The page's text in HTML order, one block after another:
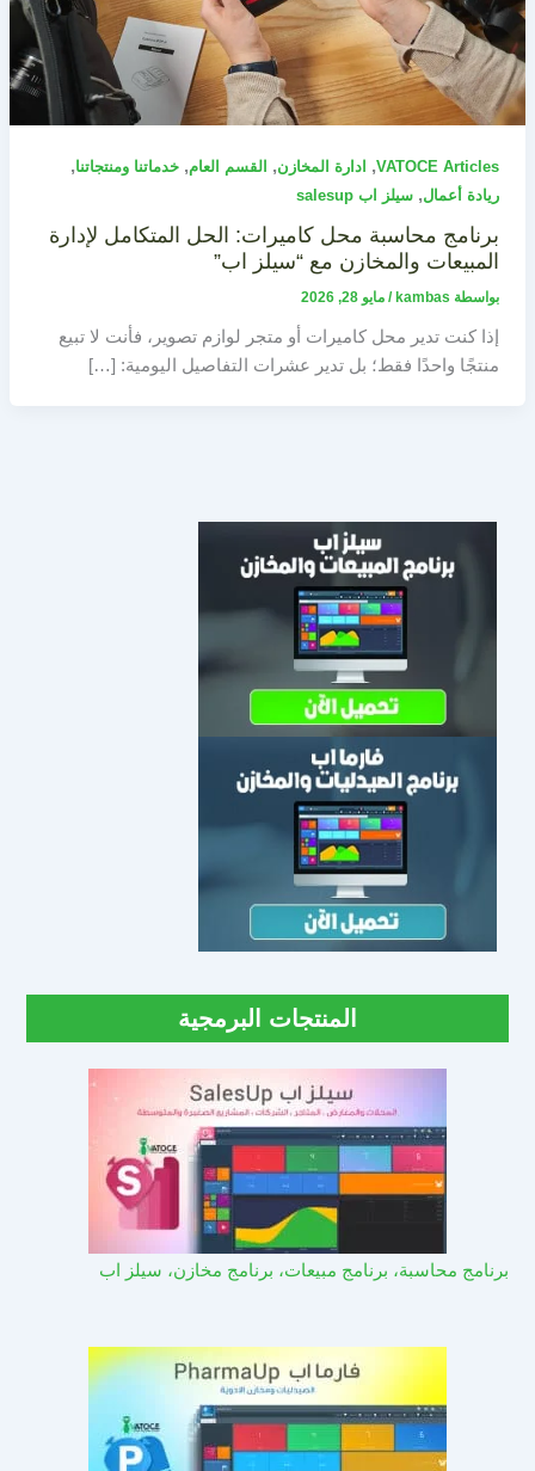
VATOCE Articles
, ادارة المخازن, القسم العام, خدماتنا ومنتجاتنا,
ريادة أعمال, سيلز اب salesup
برنامج محاسبة محل كاميرات: الحل المتكامل لإدارة
المبيعات والمخازن مع “سيلز اب”
بواسطة kambas
/ مايو 28, 2026
إذا كنت تدير محل كاميرات أو متجر لوازم تصوير، فأنت لا تبيع
منتجًا واحدًا فقط؛ بل تدير عشرات التفاصيل اليومية: […]
المنتجات البرمجية
برنامج محاسبة، برنامج مبيعات، برنامج مخازن، سيلز اب